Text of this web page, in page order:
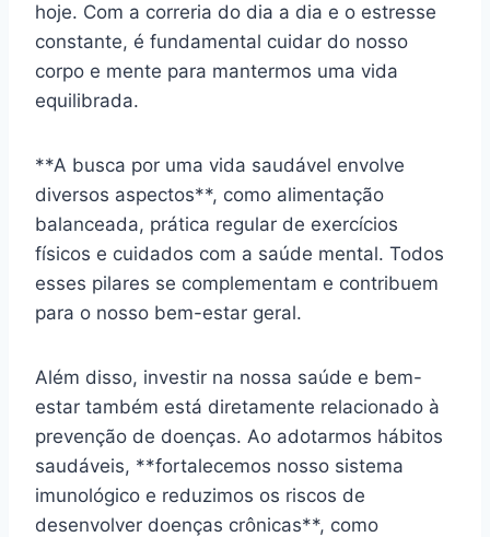
hoje. Com a correria do dia a dia e o estresse
constante, é fundamental cuidar do nosso
corpo e mente para mantermos uma vida
equilibrada.
**A busca por uma vida saudável envolve
diversos aspectos**, como alimentação
balanceada, prática regular de exercícios
físicos e cuidados com a saúde mental. Todos
esses pilares se complementam e contribuem
para o nosso bem-estar geral.
Além disso, investir na nossa saúde e bem-
estar também está diretamente relacionado à
prevenção de doenças. Ao adotarmos hábitos
saudáveis, **fortalecemos nosso sistema
imunológico e reduzimos os riscos de
desenvolver doenças crônicas**, como